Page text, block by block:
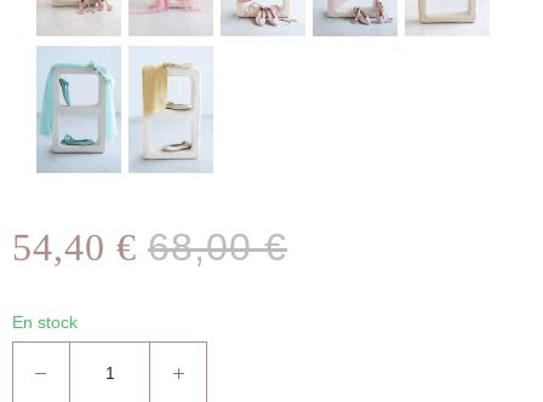
54,40 € 68,00 €
En stock